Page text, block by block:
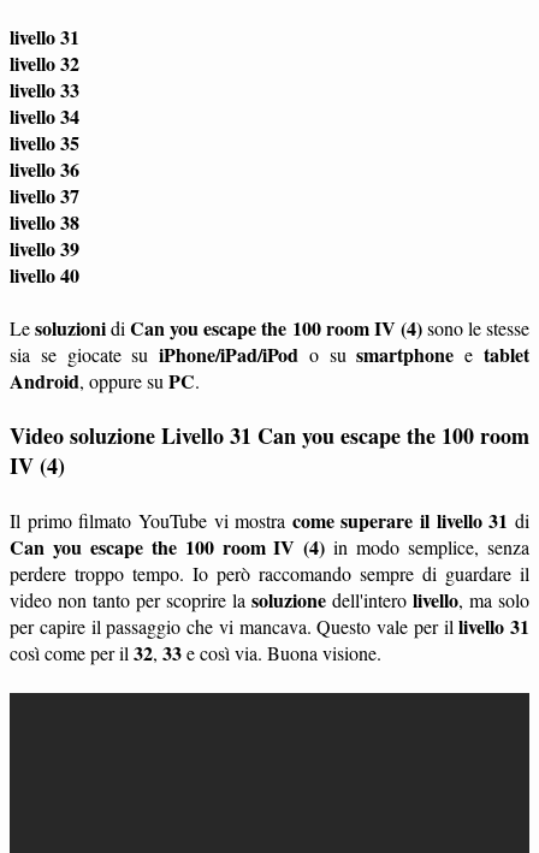
livello 31
livello 32
livello 33
livello 34
livello 35
livello 36
livello 37
livello 38
livello 39
livello 40
LesoluzionidiCan you escape the 100 room IV (4)sono le stesse
sia se giocate suiPhone/iPad/iPod o susmartphone etablet
Android, oppure suPC.
Video soluzione Livello 31 Can you escape the 100 room
IV (4)
Il primo filmato YouTube vi mostra come superare il livello 31 di
Can you escape the 100 room IV (4) in modo semplice, senza
perdere troppo tempo. Io però raccomando sempre di guardare il
video non tanto per scoprire la soluzione dell'intero livello, ma solo
per capire il passaggio che vi mancava. Questo vale per illivello 31
così come per il32, 33e così via. Buona visione.